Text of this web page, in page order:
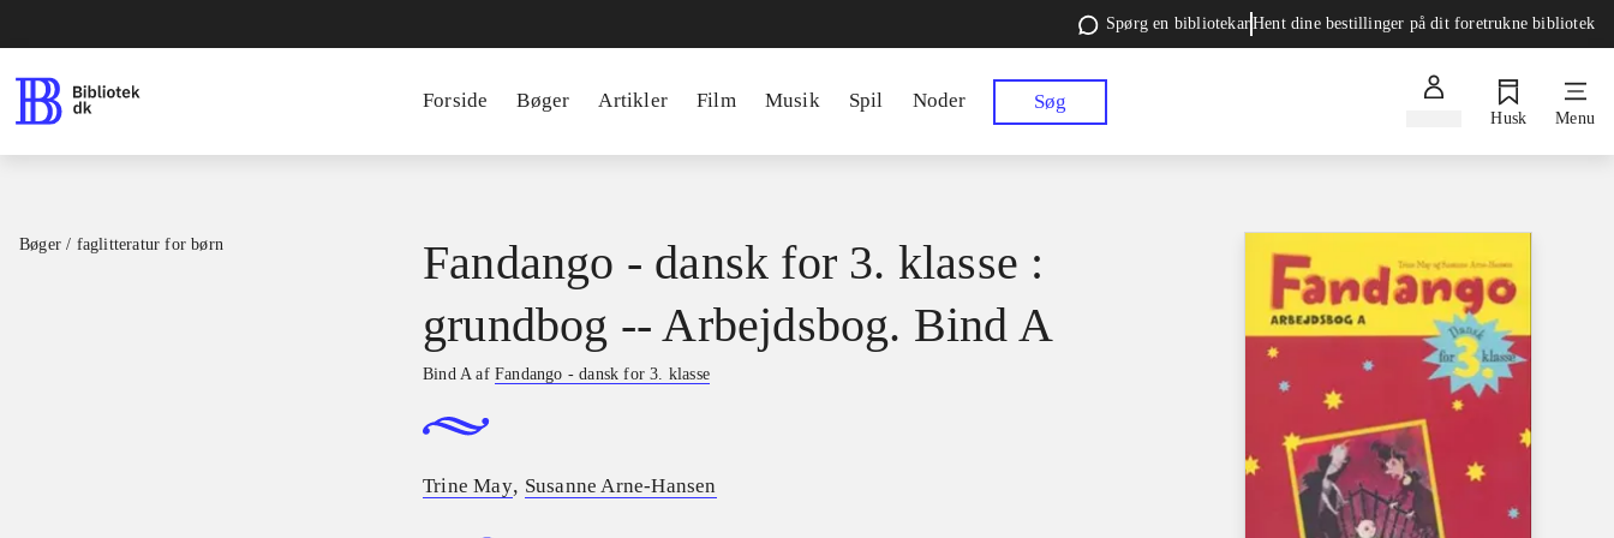
Spørg en bibliotekarHent dine bestillinger på dit foretrukne bibliotek
Forside Bøger Artikler Film Musik Spil Noder Søg
Husk Menu
Bøger / faglitteratur for børn
Fandango - dansk for 3. klasse :
grundbog -- Arbejdsbog. Bind A
Bind A afFandango - dansk for 3. klasse
Trine May, Susanne Arne-Hansen